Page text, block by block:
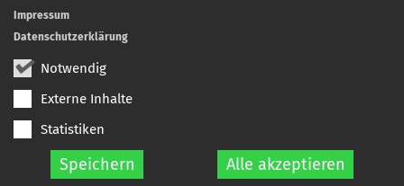
Notwendig
Externe Inhalte
Statistiken
Speichern Alle akzeptieren
Impressum
Datenschutzerklärung